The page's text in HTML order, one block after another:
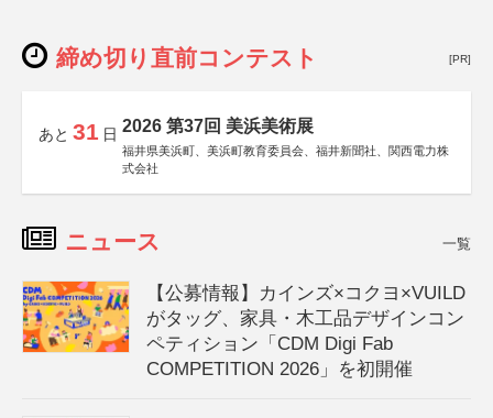
締め切り直前コンテスト [PR]
あと 31 日 2026 第37回 美浜美術展
福井県美浜町、美浜町教育委員会、福井新聞社、関西電力株
式会社
ニュース 一覧
【公募情報】カインズ×コクヨ×VUILD
がタッグ、家具・木工品デザインコン
ペティション「CDM Digi Fab
COMPETITION 2026」を初開催